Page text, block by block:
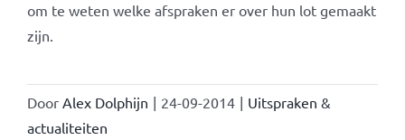
om te weten welke afspraken er over hun lot gemaakt
zijn.
Door Alex Dolphijn | 24-09-2014 | Uitspraken &
actualiteiten